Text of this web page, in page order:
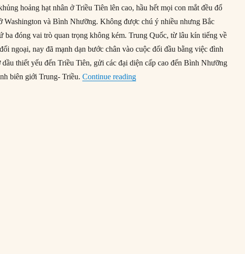
hoảng hạt nhân ở Triều Tiên lên cao, hầu hết mọi con mắt đều đổ
Washington và Bình Nhưỡng. Không được chú ý nhiều nhưng Bắc
ba đóng vai trò quan trọng không kém. Trung Quốc, từ lâu kín tiếng về
ngoại, nay đã mạnh dạn bước chân vào cuộc đối đầu bằng việc đình
dầu thiết yếu đến Triều Tiên, gửi các đại diện cấp cao đến Bình Nhưỡng
biên giới Trung- Triều.Continue reading“#10 – Chính sách ngoại giao mới